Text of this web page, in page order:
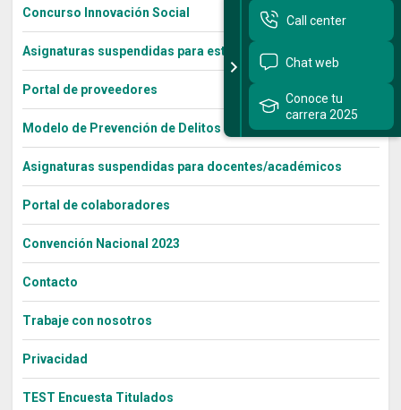
Concurso Innovación Social
Asignaturas suspendidas para estudiantes
Portal de proveedores
Modelo de Prevención de Delitos – Ley 20.393
Asignaturas suspendidas para docentes/académicos
Portal de colaboradores
Convención Nacional 2023
Contacto
Trabaje con nosotros
Privacidad
TEST Encuesta Titulados
Call center
Chat web
Conoce tu
carrera 2025